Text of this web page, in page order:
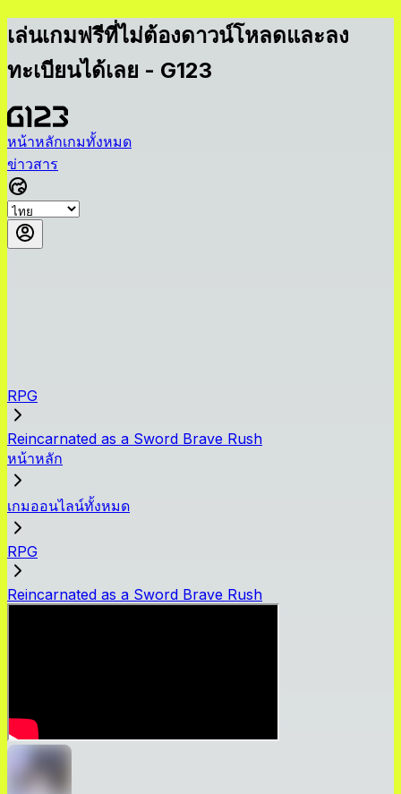
เล่นเกมฟรีที่ไม่ต้องดาวน์โหลดและลง
ทะเบียนได้เลย - G123
หน้าหลักเกมทั้งหมด
ข่าวสาร
RPG
Reincarnated as a Sword Brave Rush
หน้าหลัก
เกมออนไลน์ทั้งหมด
RPG
Reincarnated as a Sword Brave Rush